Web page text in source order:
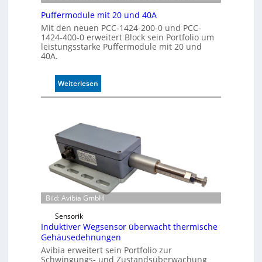
o
l
e
Puffermodule mit 20 und 40A
Mit den neuen PCC-1424-200-0 und PCC-
1424-400-0 erweitert Block sein Portfolio um
leistungsstarke Puffermodule mit 20 und
40A.
Weiterlesen
P
f
r
o
d
u
l
m
i
t
Bild: Avibia GmbH
Sensorik
Induktiver Wegsensor überwacht thermische
Gehäusedehnungen
Avibia erweitert sein Portfolio zur
Schwingungs- und Zustandsüberwachung